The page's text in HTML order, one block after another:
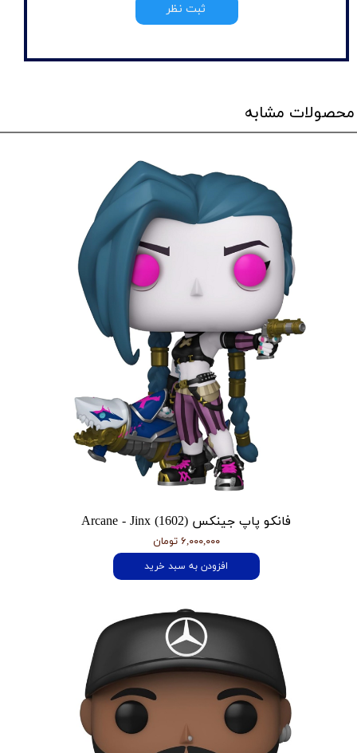
ثبت نظر
محصولات مشابه
فانکو پاپ جینکس Arcane - Jinx (1602)
۶,۰۰۰,۰۰۰ تومان
افزودن به سبد خرید